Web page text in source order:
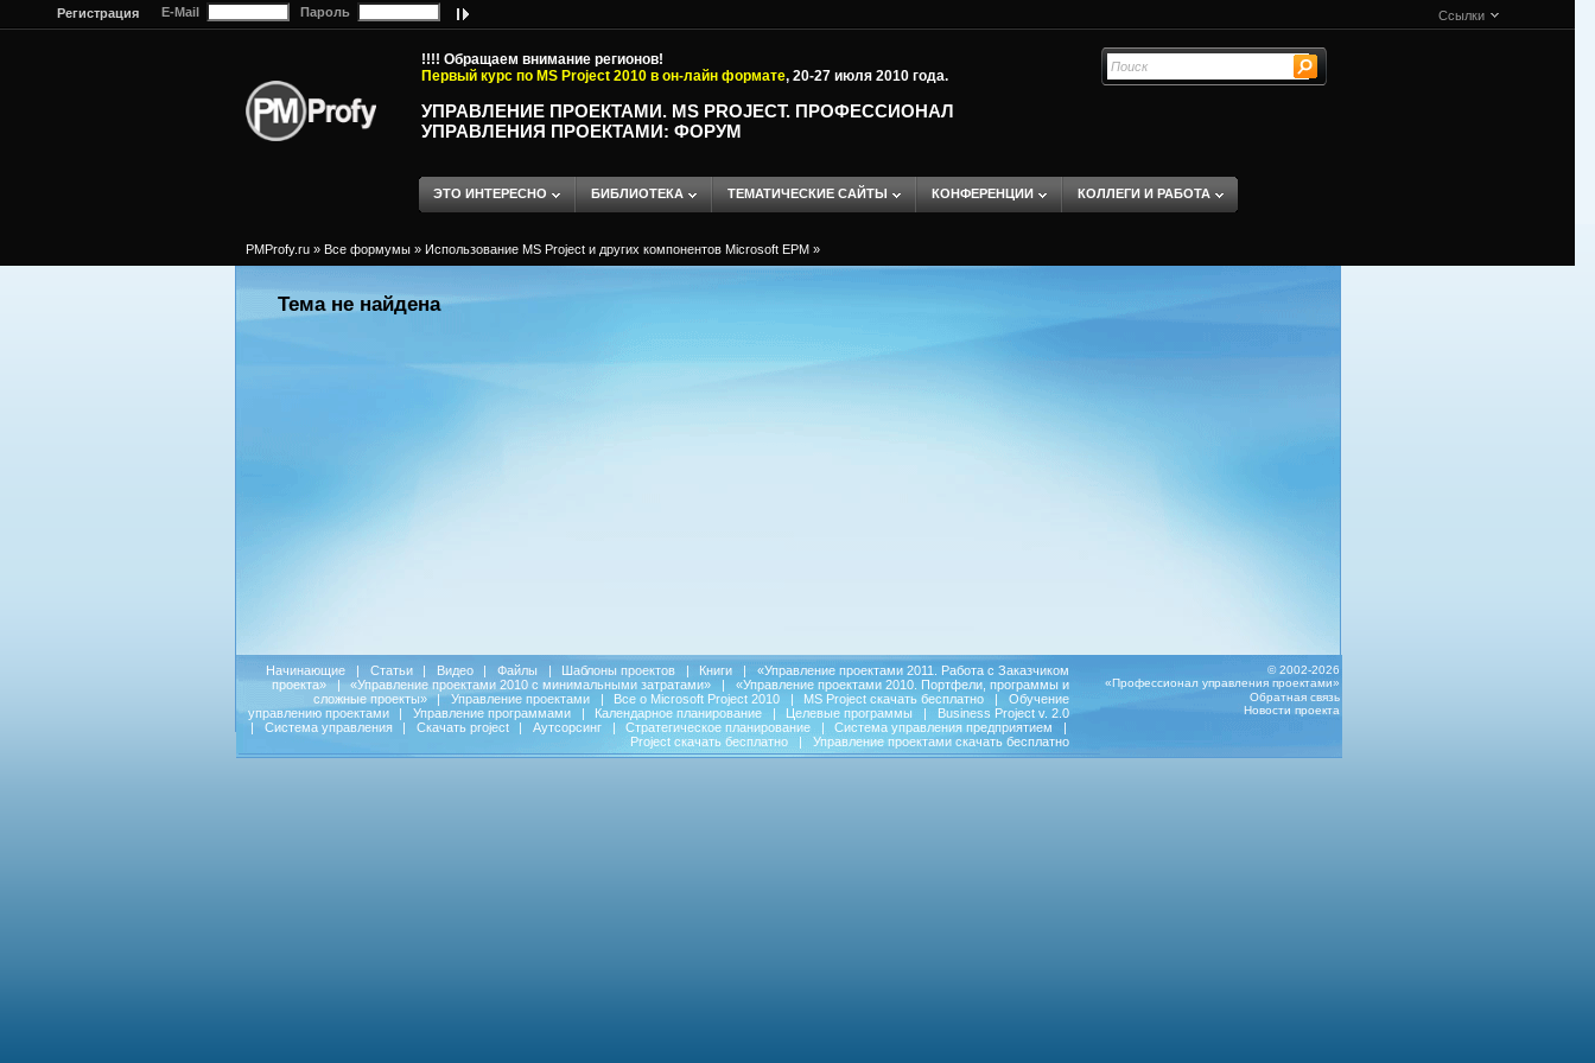
Регистрация E-Mail Пароль Ссылки
!!!! Обращаем внимание регионов!
Первый курс по MS Project 2010 в он-лайн формате, 20-27 июля 2010 года.
УПРАВЛЕНИЕ ПРОЕКТАМИ. MS PROJECT. ПРОФЕССИОНАЛ
УПРАВЛЕНИЯ ПРОЕКТАМИ: ФОРУМ
ЭТО ИНТЕРЕСНО БИБЛИОТЕКА ТЕМАТИЧЕСКИЕ САЙТЫ КОНФЕРЕНЦИИ КОЛЛЕГИ И РАБОТА
PMProfy.ru » Все формумы » Использование MS Project и других компонентов Microsoft EPM »
Тема не найдена
Начинающие | Статьи | Видео | Файлы | Шаблоны проектов | Книги |
«Управление проектами 2011. Работа с Заказчиком
проекта»
| «Управление проектами 2010 с минимальными затратами» |
«Управление проектами 2010. Портфели, программы и
сложные проекты»
| Управление проектами | Все о Microsoft Project 2010 | MS Project скачать бесплатно |
Обучение
управлению проектами
| Управление программами | Календарное планирование | Целевые программы |
Business Project v. 2.0
|
Система управления | Скачать project | Аутсорсинг | Стратегическое планирование | Система управления предприятием
|
Project скачать бесплатно
| Управление проектами скачать бесплатно
© 2002-2026
«Профессионал управления проектами»
Обратная связь
Новости проекта